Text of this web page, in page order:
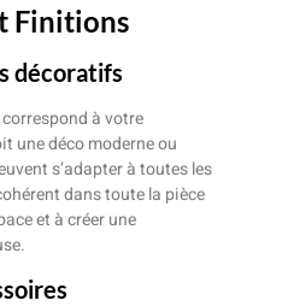
Finitions
décoratifs
à votre
une déco moderne ou
s’adapter à toutes les
dans toute la pièce
et à créer une